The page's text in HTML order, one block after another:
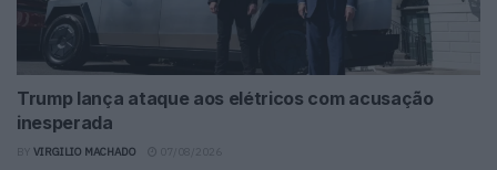
Trump lança ataque aos elétricos com acusação
inesperada
VIRGILIO MACHADO